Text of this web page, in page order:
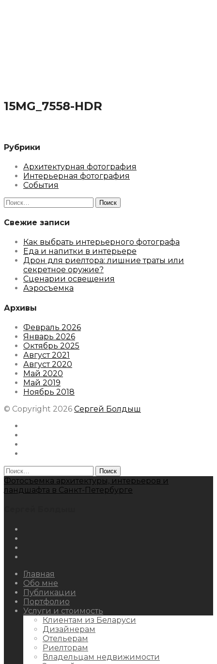
15MG_7558-HDR
Рубрики
Архитектурная фотография
Интерьерная фотография
События
Найти:
Свежие записи
Как выбрать интерьерного фотографа
Еда и напитки в интерьере
Дрон для риелтора: лишние траты или
секретное оружие?
Сценарии освещения
Аэросъемка
Архивы
Февраль 2026
Январь 2026
Октябрь 2025
Август 2021
Август 2020
Май 2020
Май 2019
Ноябрь 2018
© Copyright 2026 Сергей Болдыш
Найти:
Фотосъемка архитектуры, интерьеров и
ландшафта в Санкт-Петербурге
Главная
Обо мне
Публикации
Портфолио
Услуги и стоимость
Клиентам из Беларуси
Дизайнерам
Отельерам
Риелторам
Владельцам недвижимости